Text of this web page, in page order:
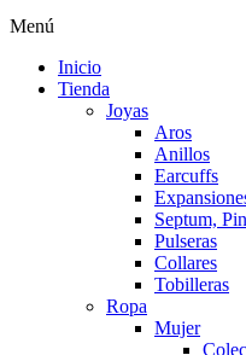
Menú
Inicio
Tienda
Joyas
Aros
Anillos
Earcuffs
Septum,
Pulseras
Collares
Tobilleras
Ropa
Mujer